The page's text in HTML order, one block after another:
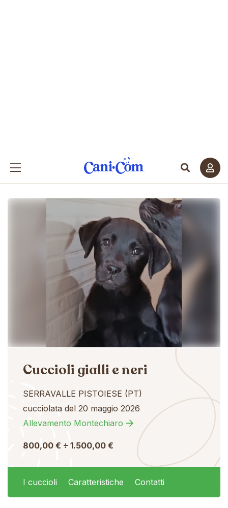
Cuccioli gialli e neri
SERRAVALLE PISTOIESE (PT)
cucciolata del 20 maggio 2026
Allevamento Montechiaro
800,00 € ÷ 1.500,00 €
I cuccioli Caratteristiche Contatti